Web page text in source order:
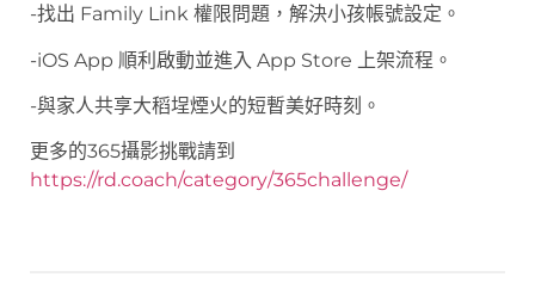
-找出 Family Link 權限問題，解決小孩帳號設定。
-iOS App 順利啟動並進入 App Store 上架流程。
-與家人共享大稻埕煙火的短暫美好時刻。
更多的365攝影挑戰請到
https://rd.coach/category/365challenge/